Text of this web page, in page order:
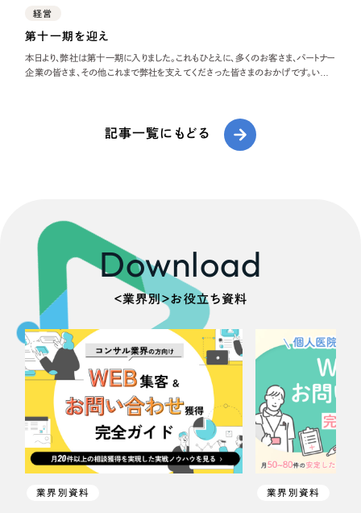
経営
第十一期を迎え
本日より、弊社は第十一期に入りました。これもひとえに、多くのお客さま、パートナー
企業の皆さま、その他これまで弊社を支えてくださった皆さまのおかげです。いつ
記事一覧にもどる
Download
＜業界別＞お役立ち資料
業界別資料 業界別資料